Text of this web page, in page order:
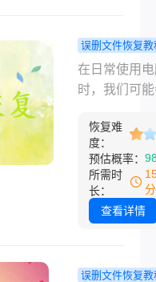
了什么。这
我会按从免
费、从简单
的顺序，把
试过的几个
出来，你对
的情况选就
说结论：大
况下，只要
后没有往那
误删文件恢复教
脑永久删除
件怎么恢复
解析！
在日常使用
时，我们可
重要的文件
这些文件看
消失，但实
通过一些方
们仍然有机
么恢复呢？
恢复难
度：
预估概率：
所需时
长：
查看详情
误删文件恢复教